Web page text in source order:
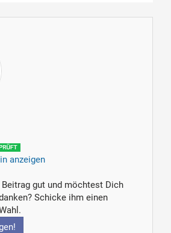
anzeigen
Beitrag gut und möchtest Dich
Schicke ihm einen